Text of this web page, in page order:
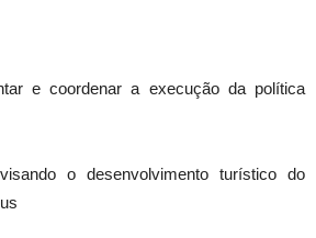
e coordenar a execução da política
o desenvolvimento turístico do